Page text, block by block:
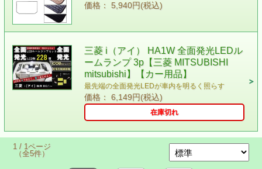
価格： 5,940円(税込)
三菱 i（アイ） HA1W 全面発光LEDル
ームランプ 3p【三菱 MITSUBISHI
mitsubishi】【カー用品】
最先端の全面発光LEDが車内を明るく照らす
価格： 6,149円(税込)
在庫切れ
1 / 1ページ
（全5件）